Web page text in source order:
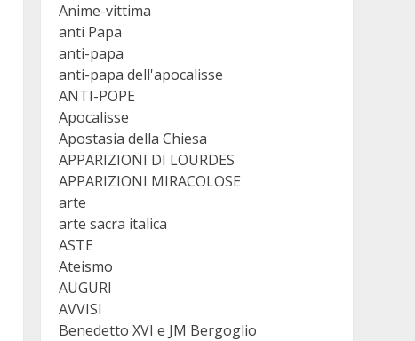
Anime-vittima
anti Papa
anti-papa
anti-papa dell'apocalisse
ANTI-POPE
Apocalisse
Apostasia della Chiesa
APPARIZIONI DI LOURDES
APPARIZIONI MIRACOLOSE
arte
arte sacra italica
ASTE
Ateismo
AUGURI
AVVISI
Benedetto XVI e JM Bergoglio